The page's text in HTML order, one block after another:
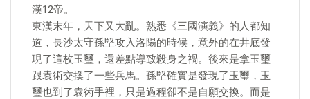
漢12帝。
東漢末年，天下又大亂。熟悉《三國演義》的人都知
道，長沙太守孫堅攻入洛陽的時候，意外的在井底發
現了這枚玉璽，還差點導致殺身之禍。後來是拿玉璽
跟袁術交換了一些兵馬。孫堅確實是發現了玉璽，玉
璽也到了袁術手裡，只是過程卻不是自願交換。而是